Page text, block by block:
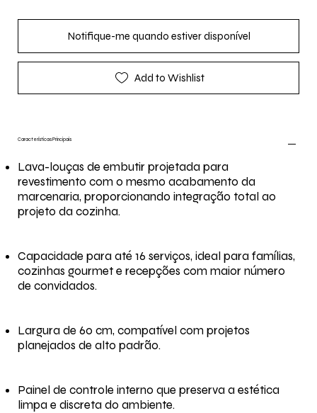
Notifique-me quando estiver disponível
Add to Wishlist
Características Principais
Lava-louças de embutir projetada para
revestimento com o mesmo acabamento da
marcenaria, proporcionando integração total ao
projeto da cozinha.
Capacidade para até 16 serviços, ideal para famílias,
cozinhas gourmet e recepções com maior número
de convidados.
Largura de 60 cm, compatível com projetos
planejados de alto padrão.
Painel de controle interno que preserva a estética
limpa e discreta do ambiente.